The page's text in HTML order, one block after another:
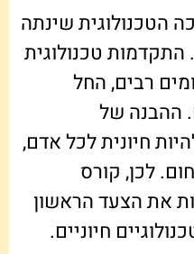
הטכנולוגית שינתה
טכנולוגית
רבים, החל
ההבנה של
חיונית לכל אדם,
לכן, קורס
את הצעד הראשון
חיוניים.